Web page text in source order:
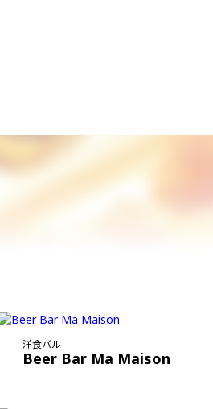
洋食バル
Beer Bar Ma Maison